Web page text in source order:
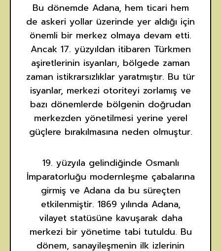
Bu dönemde Adana, hem ticari hem
de askeri yollar üzerinde yer aldığı için
önemli bir merkez olmaya devam etti.
Ancak 17. yüzyıldan itibaren Türkmen
aşiretlerinin isyanları, bölgede zaman
zaman istikrarsızlıklar yaratmıştır. Bu tür
isyanlar, merkezi otoriteyi zorlamış ve
bazı dönemlerde bölgenin doğrudan
merkezden yönetilmesi yerine yerel
güçlere bırakılmasına neden olmuştur.
19. yüzyıla gelindiğinde Osmanlı
İmparatorluğu modernleşme çabalarına
girmiş ve Adana da bu süreçten
etkilenmiştir. 1869 yılında Adana,
vilayet statüsüne kavuşarak daha
merkezi bir yönetime tabi tutuldu. Bu
dönem, sanayileşmenin ilk izlerinin